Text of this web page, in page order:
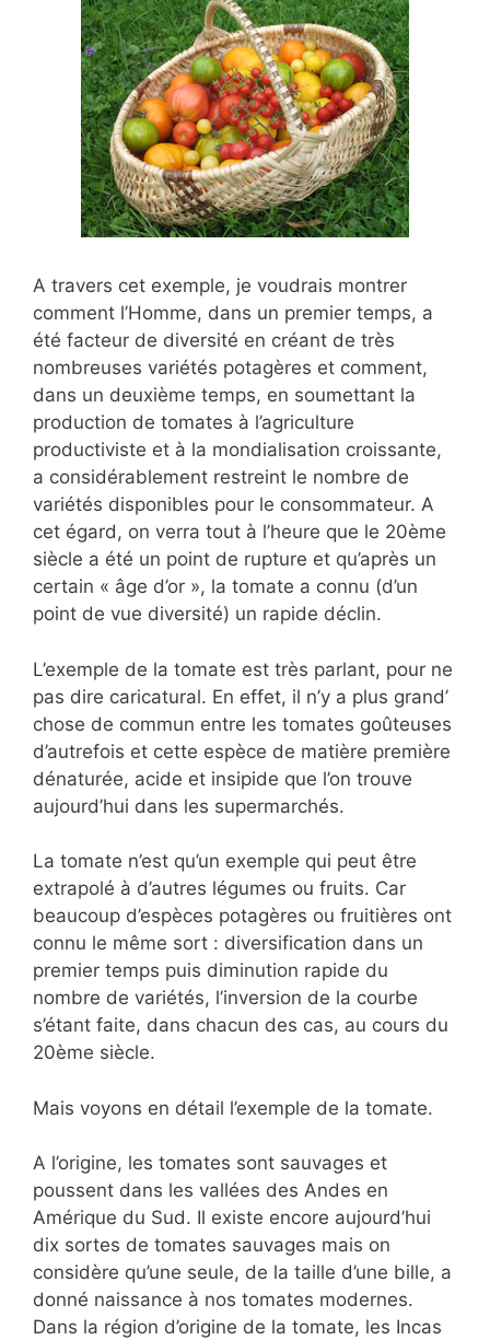
A travers cet exemple, je voudrais montrer
comment l’Homme, dans un premier temps, a
été facteur de diversité en créant de très
nombreuses variétés potagères et comment,
dans un deuxième temps, en soumettant la
production de tomates à l’agriculture
productiviste et à la mondialisation croissante,
a considérablement restreint le nombre de
variétés disponibles pour le consommateur. A
cet égard, on verra tout à l’heure que le 20ème
siècle a été un point de rupture et qu’après un
certain « âge d’or », la tomate a connu (d’un
point de vue diversité) un rapide déclin.
L’exemple de la tomate est très parlant, pour ne
pas dire caricatural. En effet, il n’y a plus grand’
chose de commun entre les tomates goûteuses
d’autrefois et cette espèce de matière première
dénaturée, acide et insipide que l’on trouve
aujourd’hui dans les supermarchés.
La tomate n’est qu’un exemple qui peut être
extrapolé à d’autres légumes ou fruits. Car
beaucoup d’espèces potagères ou fruitières ont
connu le même sort : diversification dans un
premier temps puis diminution rapide du
nombre de variétés, l’inversion de la courbe
s’étant faite, dans chacun des cas, au cours du
20ème siècle.
Mais voyons en détail l’exemple de la tomate.
A l’origine, les tomates sont sauvages et
poussent dans les vallées des Andes en
Amérique du Sud. Il existe encore aujourd’hui
dix sortes de tomates sauvages mais on
considère qu’une seule, de la taille d’une bille, a
donné naissance à nos tomates modernes.
Dans la région d’origine de la tomate, les Incas